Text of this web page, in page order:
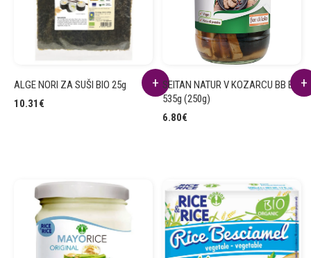
ALGE NORI ZA SUŠI BIO 25g
10.31 €
SEITAN NATUR V KOZARCU BB BIO
535g (250g)
6.80€